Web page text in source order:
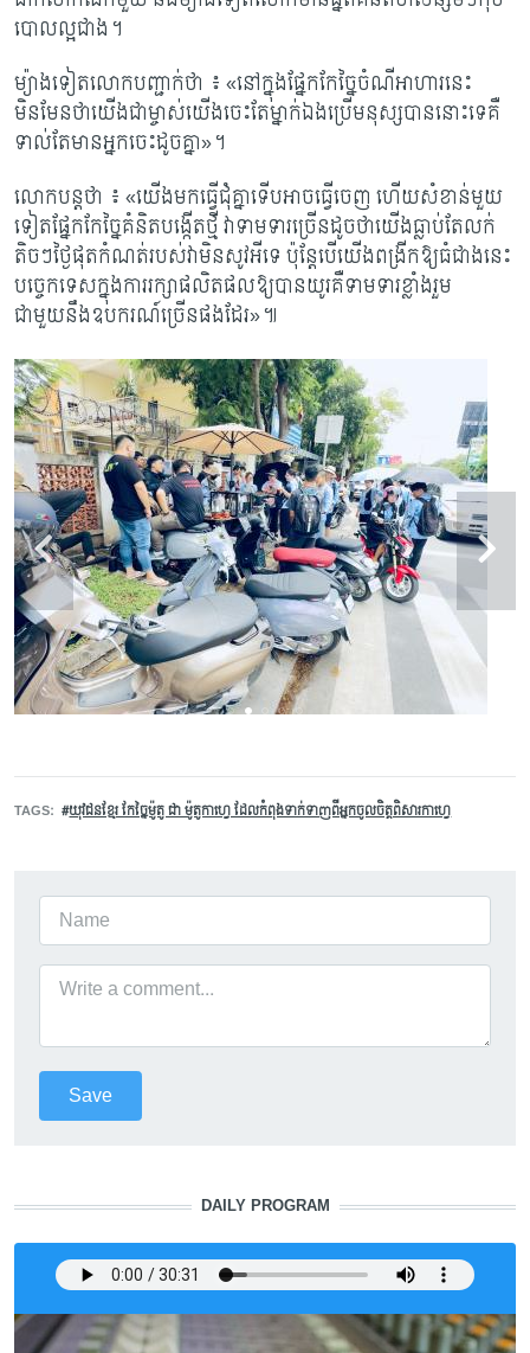
បោលល្អជាង។
ម្យ៉ាងទៀតលោកបញ្ជាក់ថា ៖ «នៅក្នុងផ្នែកកែច្នៃចំណីអាហារនេះ
មិនមែនថាយើងជាម្ចាស់យើងចេះតែម្នាក់​ឯងប្រើមនុស្សបាននោះទេគឺ
ទាល់តែមានអ្នកចេះដូចគ្នា»។
លោកបន្តថា ៖ «យើងមកធ្វើជុំគ្នាទើបអាចធ្វើចេញ ហើយសំខាន់មួយ
ទៀតផ្នែកកែច្នៃគំនិតបង្កើតថ្មី វាទាមទារច្រើនដូចថាយើងធ្លាប់តែលក់
តិចៗថ្ងៃផុតកំណត់របស់វាមិនសូវអីទេ ប៉ុន្តែបើយើងពង្រីកឱ្យធំជាងនេះ
បច្ចេកទេសក្នុងការរក្សាផលិតផលឱ្យបានយូរគឺទាមទារខ្លាំងរួម
ជាមួយនឹងឧបករណ៍ច្រើនផងដែរ»៕
TAGS យុវជនខ្មែរ កែច្នៃម៉ូតូ ជា ម៉ូតូកាហ្វេ ដែល​កំពុងទាក់ទាញពី​អ្នក​ចូលចិត្ត​ពិសារកាហ្វេ​
DAILY PROGRAM